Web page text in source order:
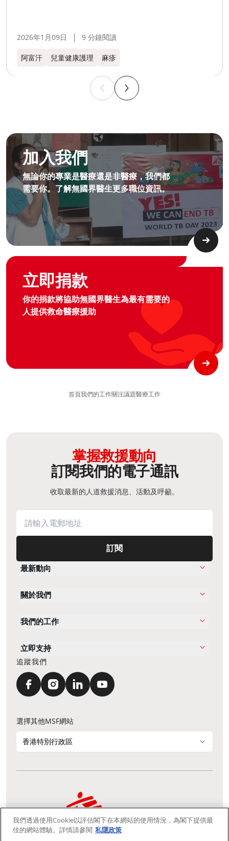
2026年1月09日 9 分鐘閱讀
阿富汗 兒童健康護理 麻疹
加入我們
無論你的專業是醫療還是非醫療，我們都
需要你。了解無國界醫生更多職位資訊。​
成為無國界無援人員​
立即捐款
你的捐款將協助無國界醫生為最有需要的
人提供救命醫療援助
Graphic of hand with heart logo
首頁我們的工作關注議題醫療工作
掌握救援動向
訂閱我們的電子通訊
收取最新的人道救援消息、活動及呼籲。
訂閱
最新動向
關於我們
我們的工作
立即支持
追蹤我們
選擇其他MSF網站
香港特別行政區
通訊資料更新 鳴謝 私隱聲明
我們採用安全通訊端層 (Secure Socket Layer, SSL) 協定，有助保障敏感
我們透過使用Cookie以評估閣下在本網站的使用情況，為閣下提供最
佳的網站體驗。詳情請參閱 私隱政策